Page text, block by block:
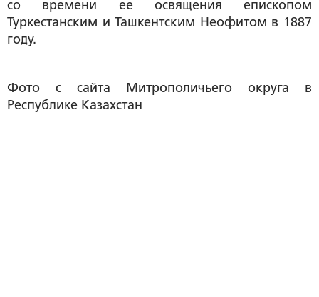
со времени ее освящения епископом
Туркестанским и Ташкентским Неофитом в 1887
году.
Фото с сайта Митрополичьего округа в
Республике Казахстан